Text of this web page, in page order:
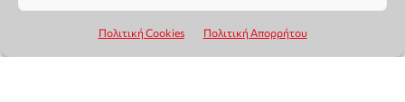
Πολιτική Cookies Πολιτική Απορρήτου